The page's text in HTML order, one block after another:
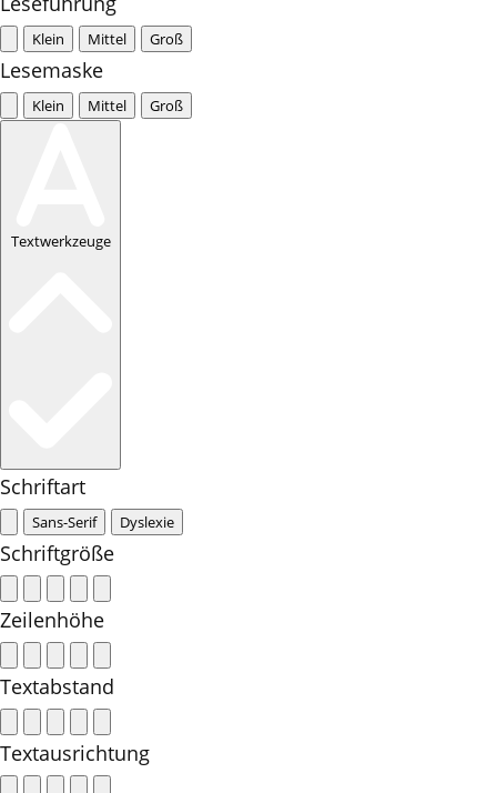
Klein Mittel Groß
Lesemaske
Klein Mittel Groß
Textwerkzeuge
Schriftart
Sans-Serif Dyslexie
Schriftgröße
Zeilenhöhe
Textabstand
Textausrichtung